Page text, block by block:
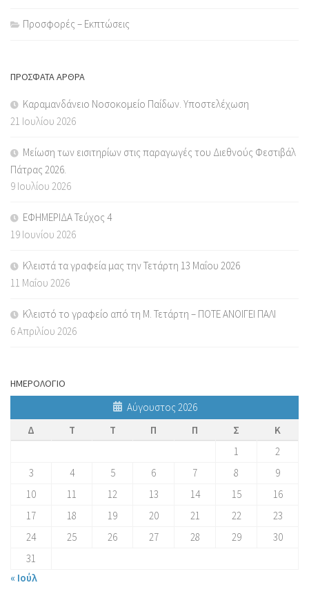
Προσφορές – Εκπτώσεις
ΠΡΌΣΦΑΤΑ ΆΡΘΡΑ
Καραμανδάνειο Νοσοκομείο Παίδων. Υποστελέχωση
21 Ιουλίου 2026
Μείωση των εισιτηρίων στις παραγωγές του Διεθνούς Φεστιβάλ
Πάτρας 2026.
9 Ιουλίου 2026
ΕΦΗΜΕΡΙΔΑ Τεύχος 4
19 Ιουνίου 2026
Κλειστά τα γραφεία μας την Τετάρτη 13 Μαΐου 2026
11 Μαΐου 2026
Κλειστό το γραφείο από τη Μ. Τετάρτη – ΠΟΤΕ ΑΝΟΙΓΕΙ ΠΑΛΙ
6 Απριλίου 2026
ΗΜΕΡΟΛΟΓΙΟ
Αύγουστος 2026
Δ
Τ Τ Π Π Σ
Κ
1
2
3
4 5 6 7 8
9
10
11 12 13 14 15
16
17
18 19 20 21 22
23
24
25 26 27 28 29
30
31
« Ιούλ